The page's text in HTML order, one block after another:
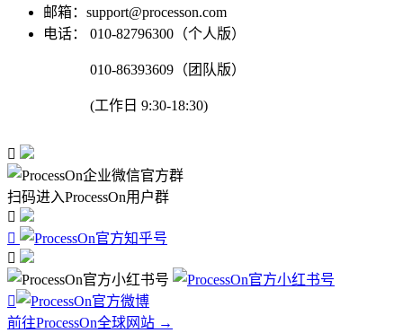
邮箱：support@processon.com
电话：
010-82796300（个人版）
010-86393609（团队版）
(工作日 9:30-18:30)

扫码进入ProcessOn用户群




前往ProcessOn全球网站 →